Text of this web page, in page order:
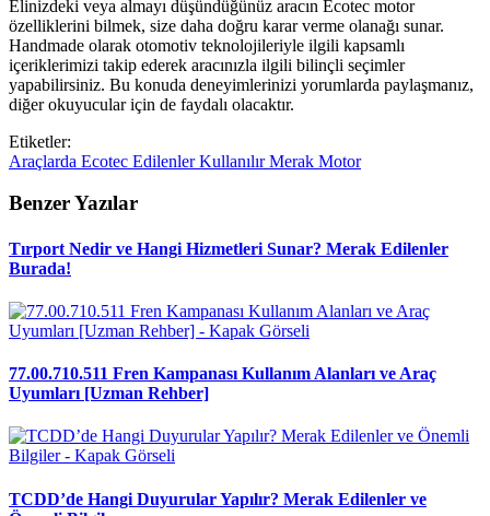
Elinizdeki veya almayı düşündüğünüz aracın Ecotec motor
özelliklerini bilmek, size daha doğru karar verme olanağı sunar.
Handmade olarak otomotiv teknolojileriyle ilgili kapsamlı
içeriklerimizi takip ederek aracınızla ilgili bilinçli seçimler
yapabilirsiniz. Bu konuda deneyimlerinizi yorumlarda paylaşmanız,
diğer okuyucular için de faydalı olacaktır.
Etiketler:
Araçlarda Ecotec EdilenlerKullanılırMerak Motor
Benzer Yazılar
Tırport Nedir ve Hangi Hizmetleri Sunar? Merak Edilenler
Burada!
77.00.710.511 Fren Kampanası Kullanım Alanları ve Araç
Uyumları [Uzman Rehber]
TCDD’de Hangi Duyurular Yapılır? Merak Edilenler ve